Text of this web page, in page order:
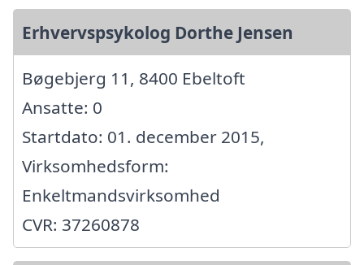
Erhvervspsykolog Dorthe Jensen
Bøgebjerg 11, 8400 Ebeltoft
Ansatte: 0
Startdato: 01. december 2015,
Virksomhedsform:
Enkeltmandsvirksomhed
CVR: 37260878